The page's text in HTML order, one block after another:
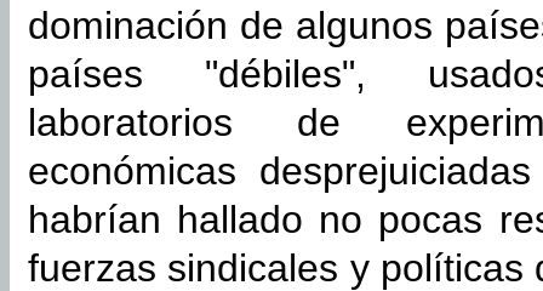
dominación de algunos
países "débiles",
laboratorios de
económicas
habrían hallado no pocas
fuerzas sindicales y